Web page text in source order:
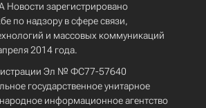
Новости зарегистрировано
по надзору в сфере связи,
и массовых коммуникаций
2014 года.
Эл № ФС77-57640
государственное унитарное
информационное агентство